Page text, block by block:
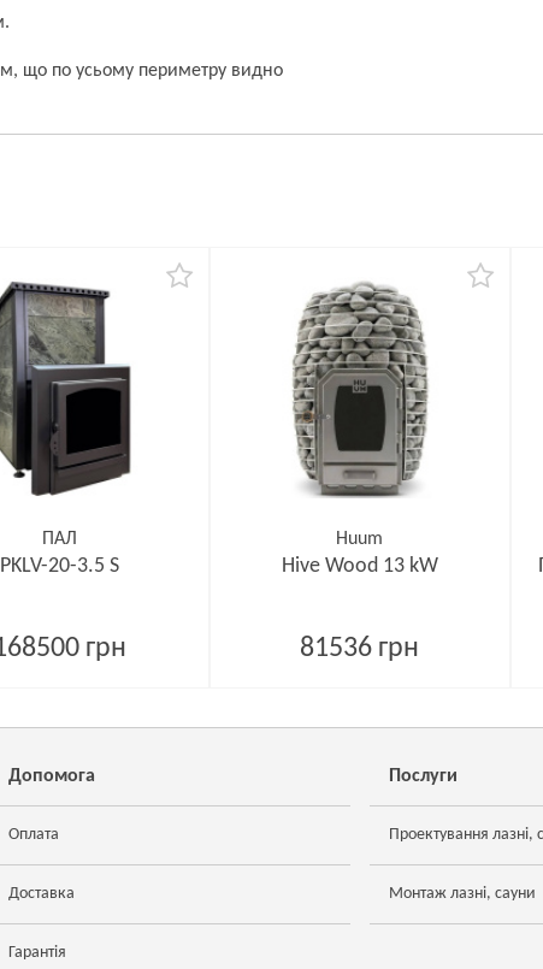
що по усьому периметру видно
ПАЛ
PKLV-20-3.5 S
грн
Huum
Hive Wood 13 kW
81536 грн
Допомога
Оплата
Доставка
Гарантія
Послуги
Проектування лазні,
Монтаж лазні, сауни